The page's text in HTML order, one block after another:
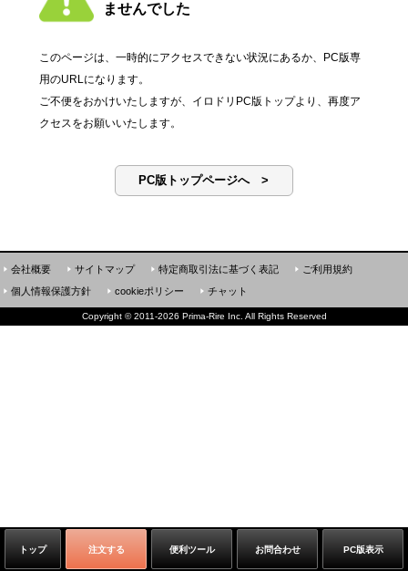
ませんでした
このページは、一時的にアクセスできない状況にあるか、PC版専
用のURLになります。
ご不便をおかけいたしますが、イロドリPC版トップより、再度ア
クセスをお願いいたします。
PC版トップページへ >
トップ 注文する 便利ツール お問合わせ PC版表示
会社概要 サイトマップ 特定商取引法に基づく表記
ご利用規約
個人情報保護方針
cookieポリシー チャット
Copyright ©2011-2026 Prima-Rire Inc. All Rights Reserved